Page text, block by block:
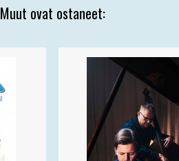
Muut ovat ostaneet: